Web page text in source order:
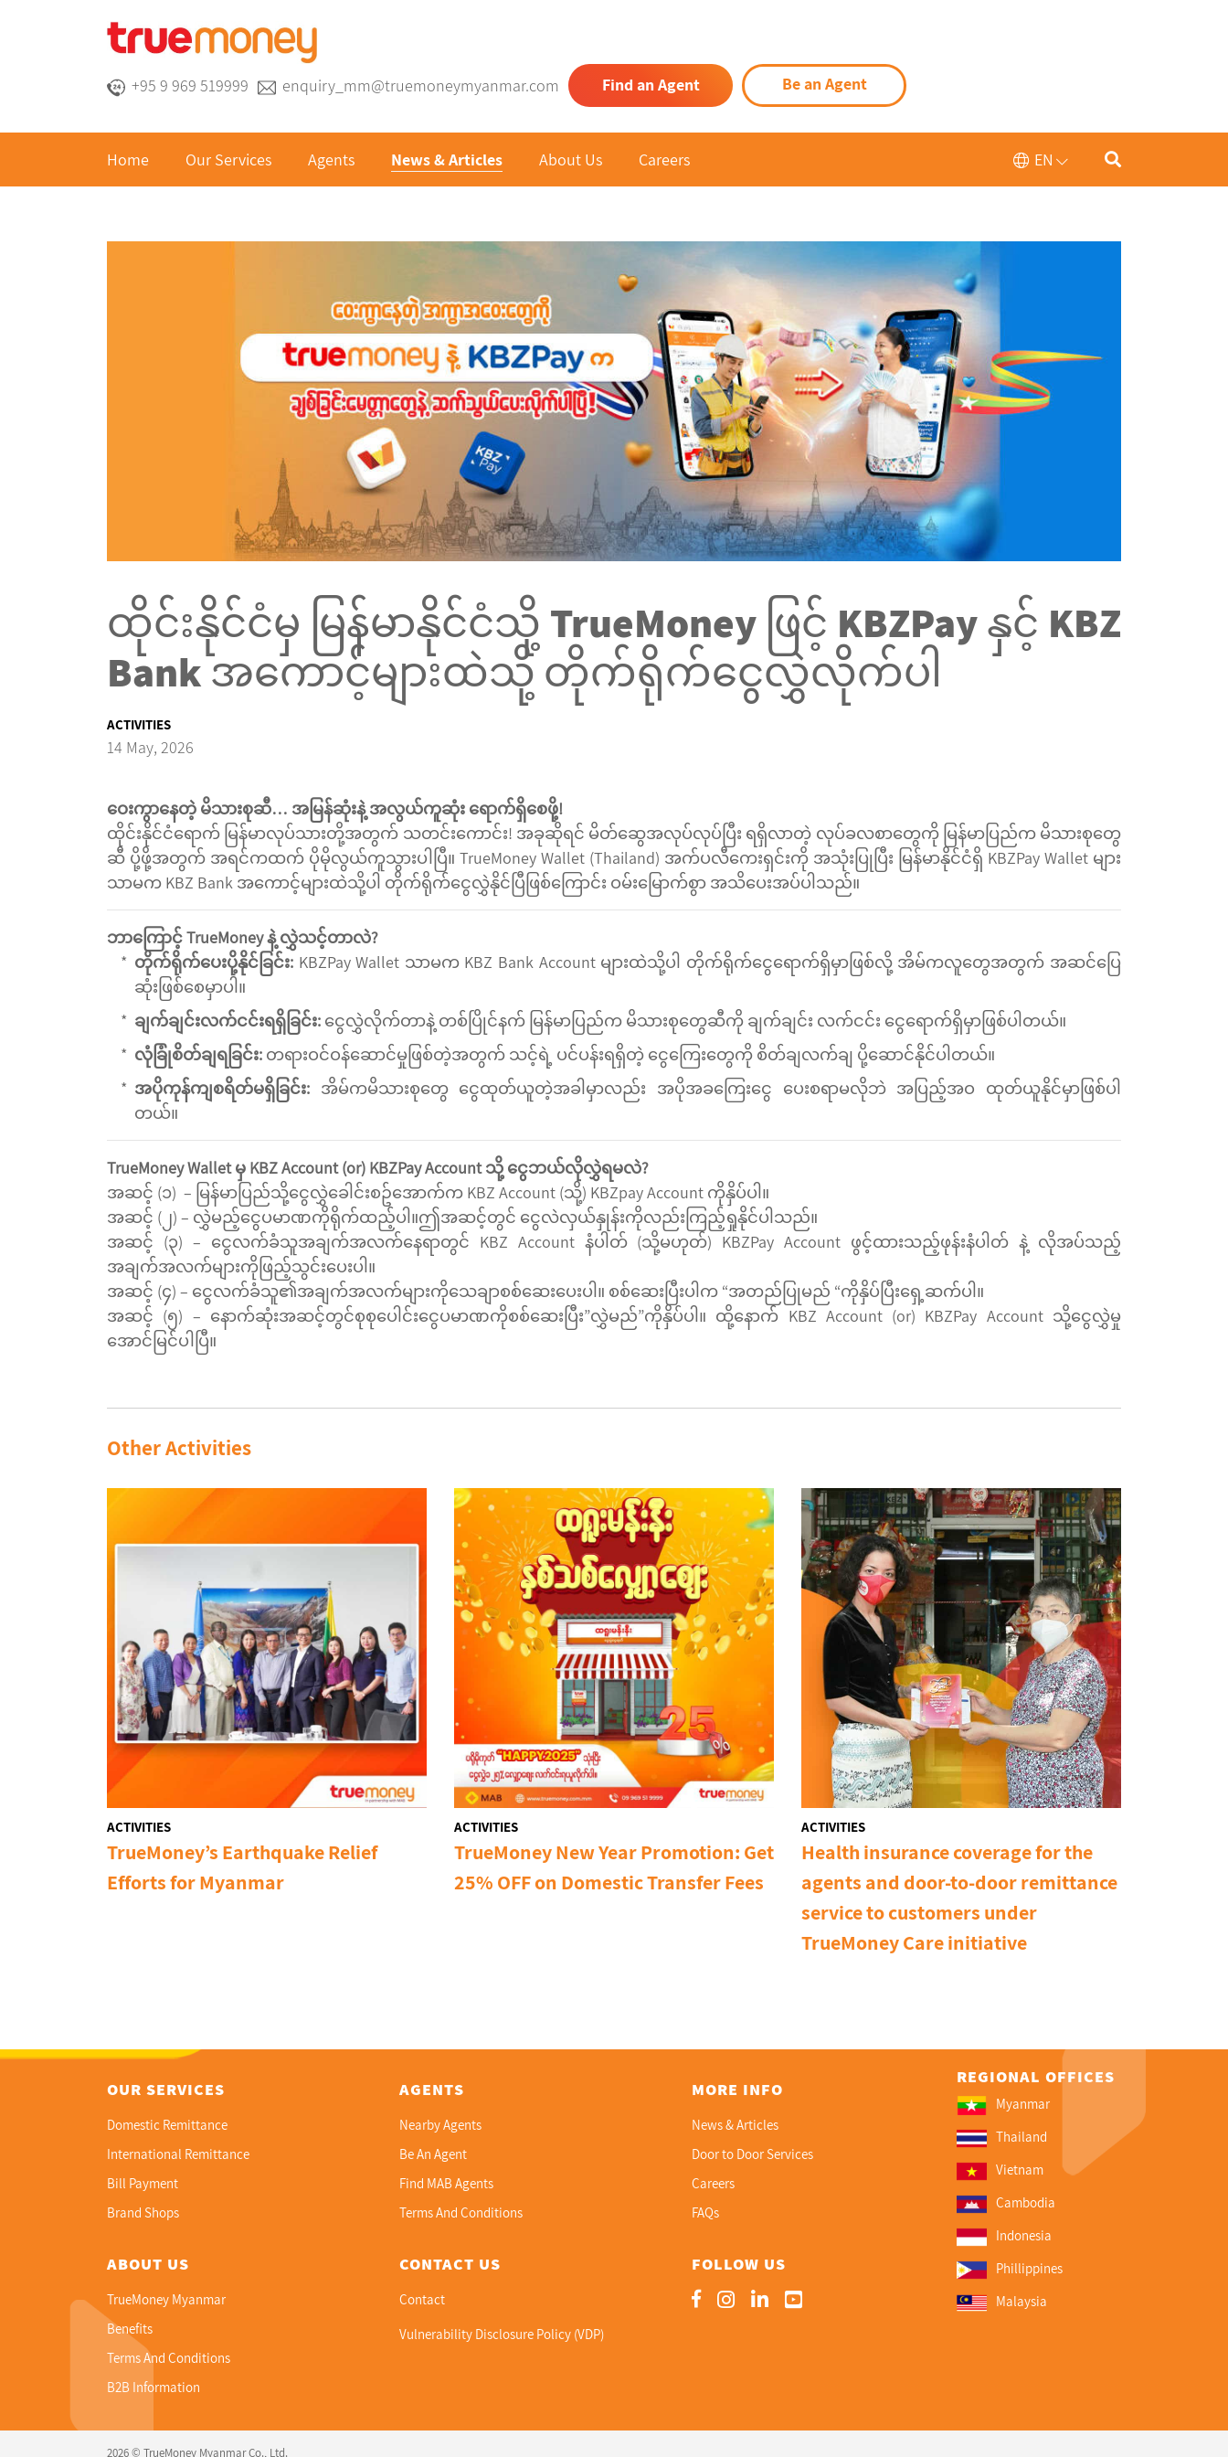
+95 9 969 519999 enquiry_mm@truemoneymyanmar.com Find an Agent Be an Agent
Home Our Services Agents News & Articles About Us Careers EN
ထိုင်းနိုင်ငံမှ မြန်မာနိုင်ငံသို့ TrueMoney ဖြင့် KBZPay နှင့် KBZ
Bank အကောင့်များထဲသို့ တိုက်ရိုက်ငွေလွှဲလိုက်ပါ
ACTIVITIES
14 May, 2026
ဝေးကွာနေတဲ့ မိသားစုဆီ… အမြန်ဆုံးနဲ့ အလွယ်ကူဆုံး ရောက်ရှိစေဖို့!
ထိုင်းနိုင်ငံရောက် မြန်မာလုပ်သားတို့အတွက် သတင်းကောင်း! အခုဆိုရင် မိတ်ဆွေအလုပ်လုပ်ပြီး ရရှိလာတဲ့ လုပ်ခလစာတွေကို မြန်မာပြည်က မိသားစုတွေ
ဆီ ပို့ဖို့အတွက် အရင်ကထက် ပိုမိုလွယ်ကူသွားပါပြီ။ TrueMoney Wallet (Thailand) အက်ပလီကေးရှင်းကို အသုံးပြုပြီး မြန်မာနိုင်ငံရှိ KBZPay Wallet များ
သာမက KBZ Bank အကောင့်များထဲသို့ပါ တိုက်ရိုက်ငွေလွှဲနိုင်ပြီဖြစ်ကြောင်း ဝမ်းမြောက်စွာ အသိပေးအပ်ပါသည်။
ဘာကြောင့် TrueMoney နဲ့ လွှဲသင့်တာလဲ?
တိုက်ရိုက်ပေးပို့နိုင်ခြင်း: KBZPay Wallet သာမက KBZ Bank Account များထဲသို့ပါ တိုက်ရိုက်ငွေရောက်ရှိမှာဖြစ်လို့ အိမ်ကလူတွေအတွက် အဆင်ပြေ
ဆုံးဖြစ်စေမှာပါ။
ချက်ချင်းလက်ငင်းရရှိခြင်း: ငွေလွှဲလိုက်တာနဲ့ တစ်ပြိုင်နက် မြန်မာပြည်က မိသားစုတွေဆီကို ချက်ချင်း လက်ငင်း ငွေရောက်ရှိမှာဖြစ်ပါတယ်။
လုံခြုံစိတ်ချရခြင်း: တရားဝင်ဝန်ဆောင်မှုဖြစ်တဲ့အတွက် သင့်ရဲ့ ပင်ပန်းရရှိတဲ့ ငွေကြေးတွေကို စိတ်ချလက်ချ ပို့ဆောင်နိုင်ပါတယ်။
အပိုကုန်ကျစရိတ်မရှိခြင်း: အိမ်ကမိသားစုတွေ ငွေထုတ်ယူတဲ့အခါမှာလည်း အပိုအခကြေးငွေ ပေးစရာမလိုဘဲ အပြည့်အဝ ထုတ်ယူနိုင်မှာဖြစ်ပါ
တယ်။
TrueMoney Wallet မှ KBZ Account (or) KBZPay Account သို့ ငွေဘယ်လိုလွှဲရမလဲ?
အဆင့် (၁) – မြန်မာပြည်သို့ငွေလွှဲခေါင်းစဥ်အောက်က KBZ Account (သို့) KBZpay Account ကိုနှိပ်ပါ။
အဆင့် (၂) – လွှဲမည့်ငွေပမာဏကိုရိုက်ထည့်ပါ။ဤအဆင့်တွင် ငွေလဲလှယ်နှုန်းကိုလည်းကြည့်ရှုနိုင်ပါသည်။
အဆင့် (၃) – ငွေလက်ခံသူအချက်အလက်နေရာတွင် KBZ Account နံပါတ် (သို့မဟုတ်) KBZPay Account ဖွင့်ထားသည့်ဖုန်းနံပါတ် နဲ့ လိုအပ်သည့်
အချက်အလက်များကိုဖြည့်သွင်းပေးပါ။
အဆင့် (၄) – ငွေလက်ခံသူ၏အချက်အလက်များကိုသေချာစစ်ဆေးပေးပါ။ စစ်ဆေးပြီးပါက “အတည်ပြုမည် “ကိုနှိပ်ပြီးရှေ့ဆက်ပါ။
အဆင့် (၅) – နောက်ဆုံးအဆင့်တွင်စုစုပေါင်းငွေပမာဏကိုစစ်ဆေးပြီး”လွှဲမည်”ကိုနှိပ်ပါ။ ထို့နောက် KBZ Account (or) KBZPay Account သို့ငွေလွှဲမှု
အောင်မြင်ပါပြီ။
Other Activities
ACTIVITIES
TrueMoney’s Earthquake Relief
Efforts for Myanmar
ACTIVITIES
TrueMoney New Year Promotion: Get
25% OFF on Domestic Transfer Fees
ACTIVITIES
Health insurance coverage for the
agents and door-to-door remittance
service to customers under
TrueMoney Care initiative
OUR SERVICES
Domestic Remittance
International Remittance
Bill Payment
Brand Shops
AGENTS
Nearby Agents
Be An Agent
Find MAB Agents
Terms And Conditions
MORE INFO
News & Articles
Door to Door Services
Careers
FAQs
ABOUT US
TrueMoney Myanmar
Benefits
Terms And Conditions
B2B Information
CONTACT US
Contact
Vulnerability Disclosure Policy (VDP)
FOLLOW US
REGIONAL OFFICES
Myanmar
Thailand
Vietnam
Cambodia
Indonesia
Phillippines
Malaysia
2026 © TrueMoney Myanmar Co., Ltd.